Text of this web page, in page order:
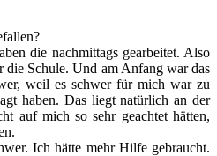
die nachmittags gearbeitet. Also
die Schule. Und am Anfang war das
weil es schwer für mich war zu
haben. Das liegt natürlich an der
auf mich so sehr geachtet hätten,
Ich hätte mehr Hilfe gebraucht.